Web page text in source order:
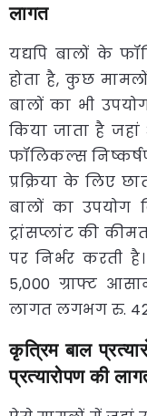
लागत
यद्यपि बालों के
होता है, कुछ
बालों का भी
किया जाता है
फॉलिकल्स
प्रक्रिया के लिए
बालों का उपयोग
ट्रांसप्लांट की
पर निर्भर करती
5,000 ग्राफ्ट
लागत लगभग रु.
कृत्रिम बाल
प्रत्यारोपण की